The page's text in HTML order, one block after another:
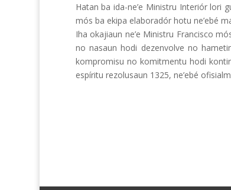
Hatan ba ida-ne’e Ministru Interiór lori
mós ba ekipa elaboradór hotu ne’ebé
Iha okajiaun ne’e Ministru Francisco
no nasaun hodi dezenvolve no
kompromisu no komitmentu hodi
espíritu rezolusaun 1325, ne’ebé